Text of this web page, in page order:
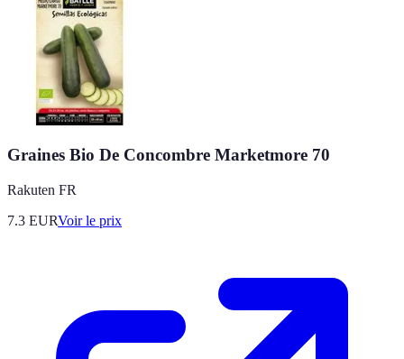
Graines Bio De Concombre Marketmore 70
Rakuten FR
7.3 EURVoir le prix